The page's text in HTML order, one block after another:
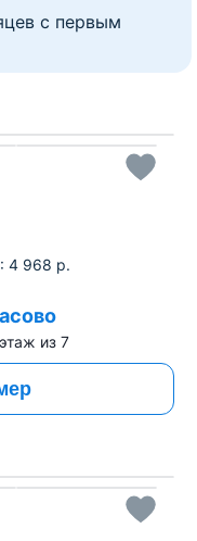
Все фото
: 4 968 р.
этаж из 7
Все фото
с первым